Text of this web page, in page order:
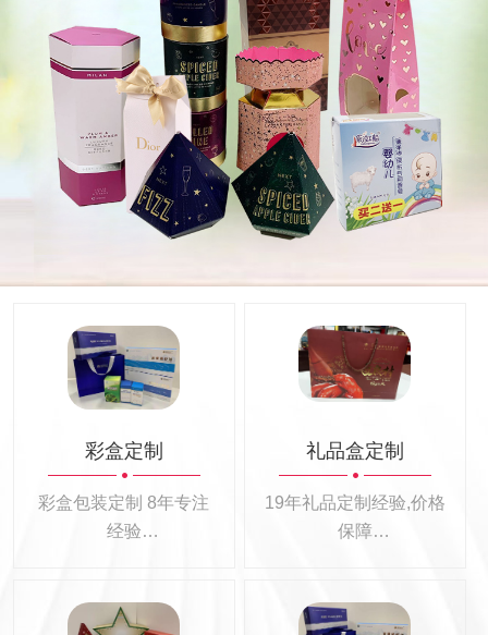
彩盒定制
彩盒包装定制 8年专注
经验
礼品盒定制
19年礼品定制经验,价格
保障